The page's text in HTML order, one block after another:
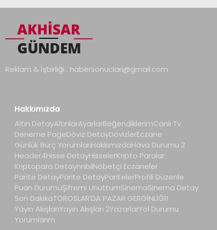
Reklam & İşbirliği : habersonuclari@gmail.com
Hakkımızda
Altın DetayAltınlarAyarlarBeğendiklerimCanlı Tv
Deneme PageDöviz DetayDövizlerEczane
Günlük Burç YorumlarıHakkımızdaHava Durumu 2
Header4Hisse DetayHisselerKripto Paralar
Kriptopara DetaynnbilNöbetçi Eczaneler
Parite DetayParite DetayParitelerProfili Düzenle
Puan DurumuŞifremi UnuttumSinemaSinema Detay
Son DakikaTOROSLAR’DA PAZAR GERGİNLİĞİ!
Yayın AkışlarıYayın Akışları 2YazarlarYol Durumu
Yorumlarım